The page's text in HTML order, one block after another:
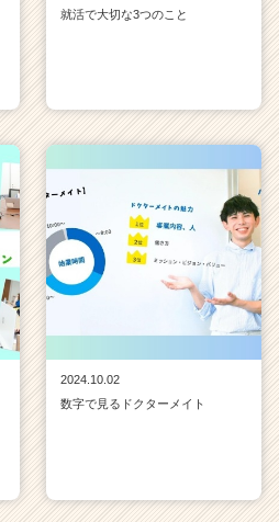
就活で大切な3つのこと
2024.10.02
数字で見るドクターメイト